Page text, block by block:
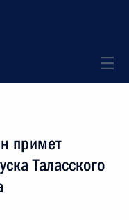
примет
Таласского